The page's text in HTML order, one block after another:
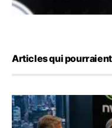
Articles qui
Nvidia s’allie à Wall